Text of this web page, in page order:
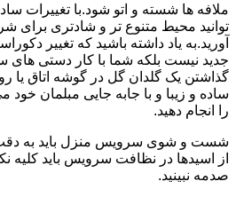
ملافه ها شسته و اتو شود.با تغییرات
توانید محیط متنوع تر و شادتری برای
آورید.به یاد داشته باشید که تغییر
جدید نیست بلکه شما با کار دستی های
گذاشتن یک گلدان گل در گوشه اتاق یا
ساده و زیبا و با جابه جایی مبلمان خود
را انجام دهید.
شست و شوی سرویس منزل باید به دقت
از اسیدها در نظافت سرویس باید کلیه
صدمه نبینید.